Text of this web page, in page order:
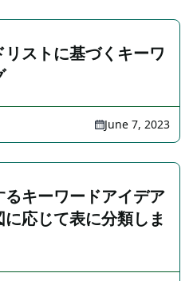
ストに基づくキーワ
June 7, 2023
キーワードアイデア
応じて表に分類しま